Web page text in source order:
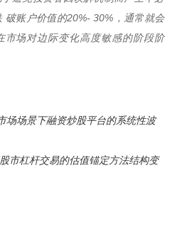
破账户价值的20%- 30%，通常就会
市场对边际变化高度敏感的阶段阶
场场景下融资炒股平台的系统性波
市杠杆交易的估值锚定方法结构变